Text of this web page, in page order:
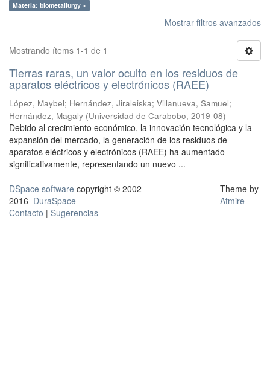
Materia: biometallurgy ×
Mostrar filtros avanzados
Mostrando ítems 1-1 de 1
Tierras raras, un valor oculto en los residuos de
aparatos eléctricos y electrónicos (RAEE)
López, Maybel; Hernández, Jiraleiska; Villanueva, Samuel;
Hernández, Magaly (Universidad de Carabobo, 2019-08)
Debido al crecimiento económico, la innovación tecnológica y la
expansión del mercado, la generación de los residuos de
aparatos eléctricos y electrónicos (RAEE) ha aumentado
significativamente, representando un nuevo ...
DSpace software copyright © 2002-
2016 DuraSpace
Contacto | Sugerencias
Theme by
Atmire